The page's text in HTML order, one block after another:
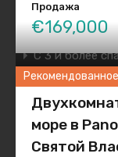
Продажа
€169,000
Рекомендованное
море в
Святой
Квартиры /
C 1 спальней
C 3 и более
С 2 спальнями
Студии
Справочник